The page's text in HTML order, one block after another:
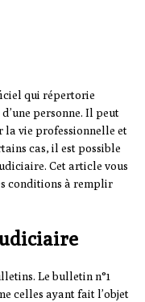
qui répertorie
personne. Il peut
la vie professionnelle et
cas, il est possible
Cet article vous
conditions à remplir
Le bulletin n°1
celles ayant fait l’objet